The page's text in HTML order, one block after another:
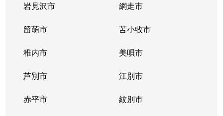
岩見沢市 網走市
留萌市 苫小牧市
稚内市 美唄市
芦別市 江別市
赤平市 紋別市